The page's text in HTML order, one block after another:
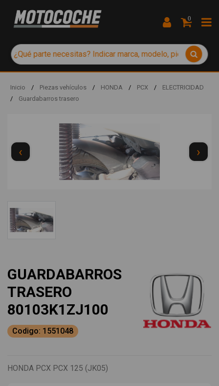
0
Inicio / Piezas vehículos / HONDA / PCX /
ELECTRICIDAD
/
Guardabarros trasero
‹ ›
GUARDABARROS
TRASERO
80103K1ZJ100
Codigo: 1551048
HONDA PCX PCX 125 (JK05)